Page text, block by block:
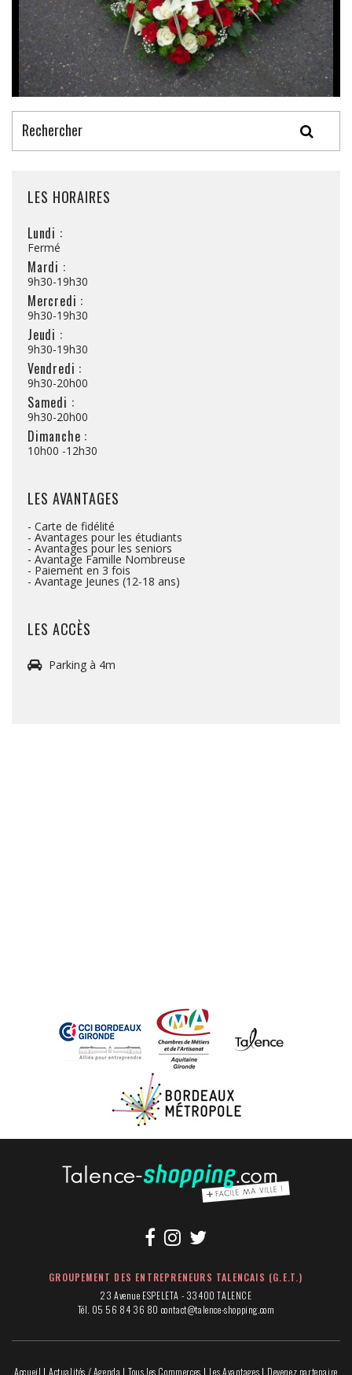
LES HORAIRES
Lundi :
Fermé
Mardi :
9h30-19h30
Mercredi :
9h30-19h30
Jeudi :
9h30-19h30
Vendredi :
9h30-20h00
Samedi :
9h30-20h00
Dimanche :
10h00 -12h30
LES AVANTAGES
- Carte de fidélité
- Avantages pour les étudiants
- Avantages pour les seniors
- Avantage Famille Nombreuse
- Paiement en 3 fois
- Avantage Jeunes (12-18 ans)
LES ACCÈS
Parking à 4m
GROUPEMENT DES ENTREPRENEURS TALENCAIS (G.E.T.)
23 Avenue ESPELETA - 33400 TALENCE
Tél. 05 56 84 36 80 contact@talence-shopping.com
Accueil Actualités / Agenda Tous les Commerces Les Avantages Devenez partenaire